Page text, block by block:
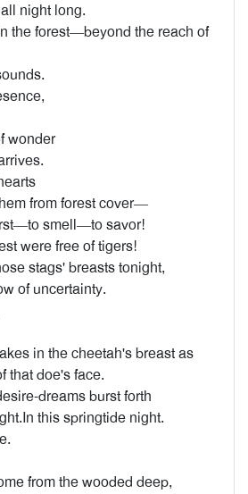
night long.
the forest—beyond the reach of
wonder
from forest cover—
smell—to savor!
were free of tigers!
stags' breasts tonight,
of uncertainty.
in the cheetah's breast as
that doe's face.
dreams burst forth
this springtide night.
from the wooded deep,